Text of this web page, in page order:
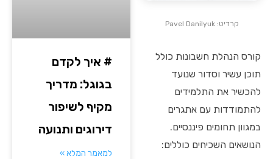
קרדיט: Pavel Danilyuk
קורס הנהלת חשבונות כולל
תוכן עשיר וסדור שנועד
להכשיר את התלמידים
להתמודדות עם אתגרים
במגוון תחומים פיננסיים.
הנושאים השכיחים כוללים:
# איך לקדם
בגוגל: מדריך
מקיף לשיפור
דירוגים ותנועה
למאמר המלא »